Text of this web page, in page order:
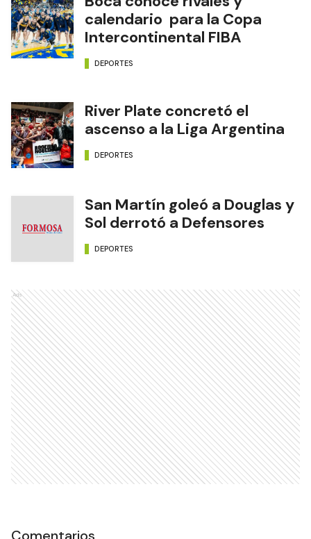
calendario para la Copa
Intercontinental FIBA
DEPORTES
River Plate concretó el
ascenso a la Liga Argentina
DEPORTES
San Martín goleó a Douglas y
Sol derrotó a Defensores
DEPORTES
Ads